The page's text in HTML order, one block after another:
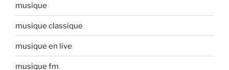
musique
musique classique
musique en live
musique fm